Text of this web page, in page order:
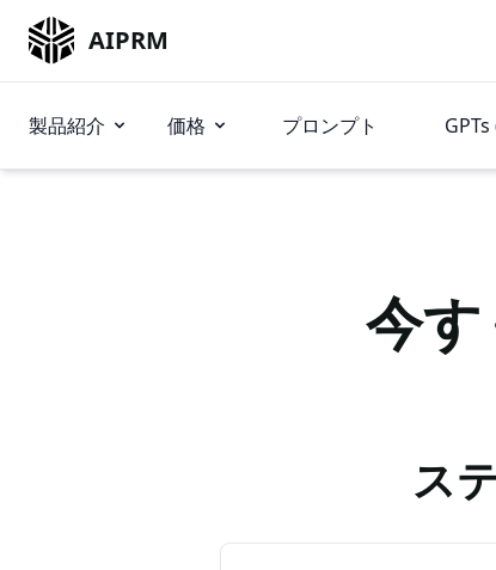
AIPRM
製品紹介 価格 プロンプト
今
ス